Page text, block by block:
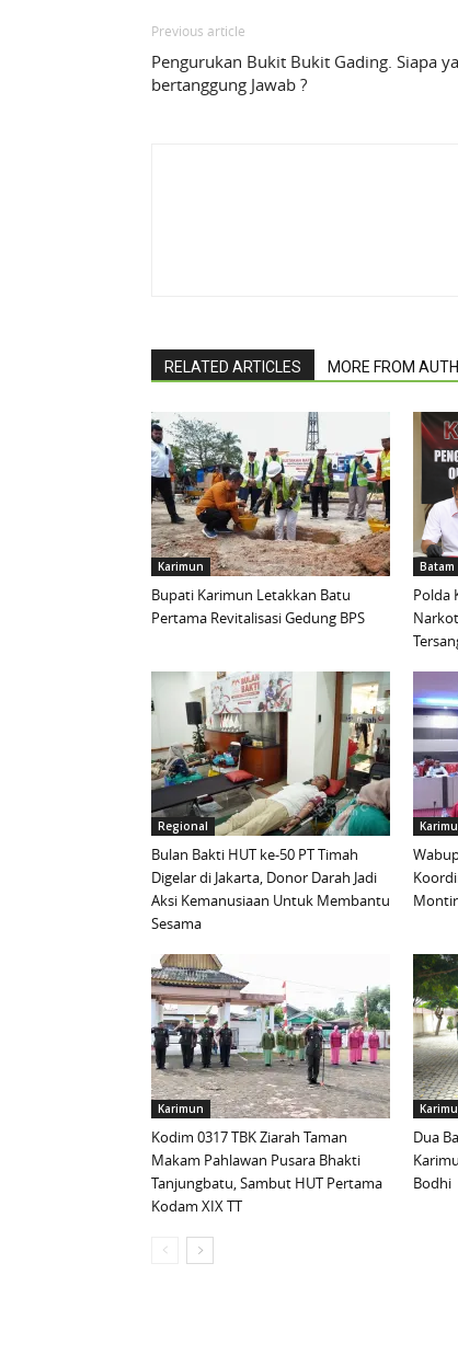
Previous article
Pengurukan Bukit Bukit Gading. Siapa
bertanggung Jawab ?
RELATED ARTICLES MORE FROM
Karimun
Bupati Karimun Letakkan Batu
Pertama Revitalisasi Gedung BPS
Batam
Polda
Regional
Bulan Bakti HUT ke-50 PT Timah
Digelar di Jakarta, Donor Darah Jadi
Aksi Kemanusiaan Untuk Membantu
Sesama
Karimun
Kodim 0317 TBK Ziarah Taman
Makam Pahlawan Pusara Bhakti
Tanjungbatu, Sambut HUT Pertama
Kodam XIX TT
Dua
Bodhi